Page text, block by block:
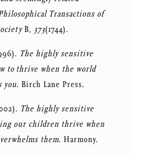
Transactions of
B, 373(1744).
The highly sensitive
to thrive when the world
you. Birch Lane Press.
The highly sensitive
our children thrive when
them. Harmony.